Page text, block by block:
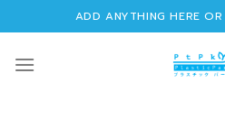
to
content
ADD ANYTHING HERE